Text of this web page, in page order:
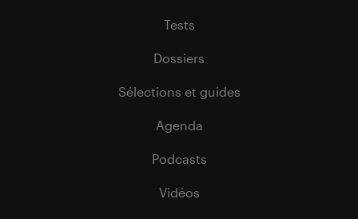
Tests
Dossiers
Sélections et guides
Agenda
Podcasts
Vidéos